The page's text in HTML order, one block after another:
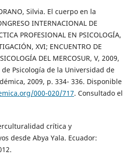
Silvia. El cuerpo en la
INTERNACIONAL DE
PROFESIONAL EN PSICOLOGÍA,
XVI; ENCUENTRO DE
DEL MERCOSUR, V, 2009,
Psicología de la Universidad de
2009, p. 334- 336. Disponible
000-020/717. Consultado el
crítica y
desde Abya Yala. Ecuador: